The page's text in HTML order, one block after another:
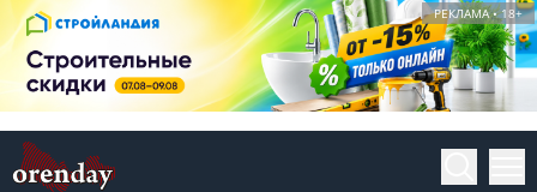
РЕКЛАМА • 18+